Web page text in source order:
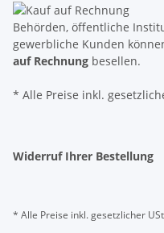
Behörden, öffentliche
gewerbliche Kunden
auf Rechnung besellen.
* Alle Preise inkl.
Widerruf Ihrer Bestellung
* Alle Preise inkl. gesetzlicher